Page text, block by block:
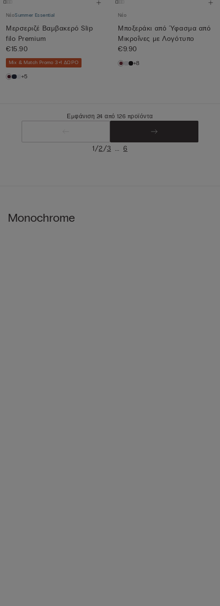
ΝέοSummer Essential
Μερσεριζέ Βαμβακερό Slip
filo Premium
€15.90
Mix & Match Promo 3+1 ΔΩΡΟ
+5
Νέο
Μποξεράκι από Ύφασμα από
Μικροΐνες με Λογότυπο
€9.90
+8
Εμφάνιση 24 από 126 προϊόντα
1/2/3 ... 6
Monochrome